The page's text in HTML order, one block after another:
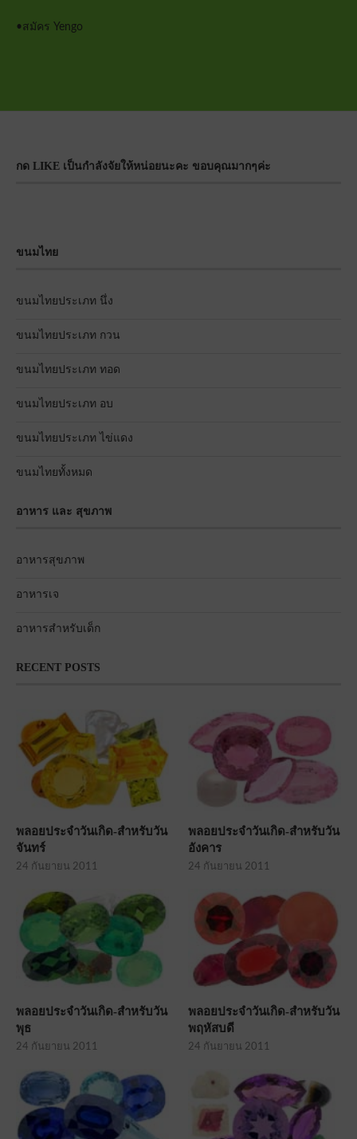
•สมัคร Yengo
กด LIKE เป็นกำลังจัยให้หน่อยนะคะ ขอบคุณมากๆค่ะ
ขนมไทย
ขนมไทยประเภท นึ่ง
ขนมไทยประเภท กวน
ขนมไทยประเภท ทอด
ขนมไทยประเภท อบ
ขนมไทยประเภท ไข่แดง
ขนมไทยทั้งหมด
อาหาร และ สุขภาพ
อาหารสุขภาพ
อาหารเจ
อาหารสำหรับเด็ก
RECENT POSTS
พลอยประจำวันเกิด-สำหรับวัน
จันทร์
24 กันยายน 2011
พลอยประจำวันเกิด-สำหรับวัน
อังคาร
24 กันยายน 2011
พลอยประจำวันเกิด-สำหรับวัน
พุธ
24 กันยายน 2011
พลอยประจำวันเกิด-สำหรับวัน
พฤหัสบดี
24 กันยายน 2011